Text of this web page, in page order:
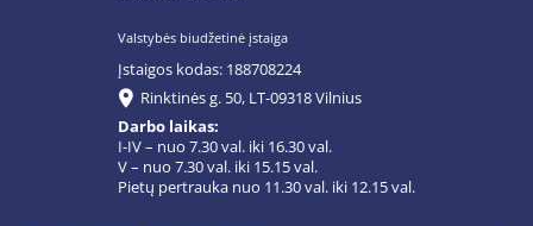
Valstybės biudžetinė įstaiga
Įstaigos kodas: 188708224
Rinktinės g. 50, LT-09318 Vilnius
Darbo laikas:
I-IV – nuo 7.30 val. iki 16.30 val.
V – nuo 7.30 val. iki 15.15 val.
Pietų pertrauka nuo 11.30 val. iki 12.15 val.